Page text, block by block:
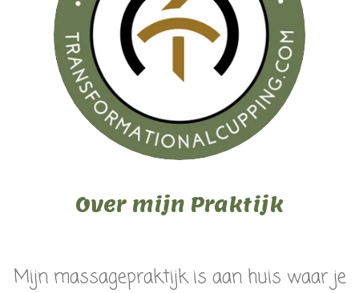
Over mijn Praktijk
Mijn massagepraktijk is aan huis waar je